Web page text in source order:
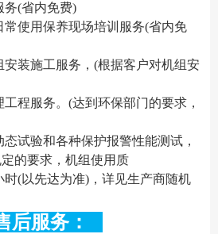
(省内免费)
使用保养现场培训服务(省内免
装施工服务，(根据客户对机组安
程服务。(达到环保部门的要求，
试验和各种保护报警性能测试，
的要求，机组使用质
时(以先达为准)，详见生产商随机
后服务：